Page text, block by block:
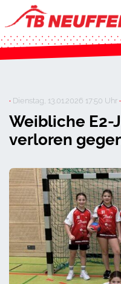
· Dienstag, 13.01.2026 17:50 Uhr
Weibliche E2-
verloren